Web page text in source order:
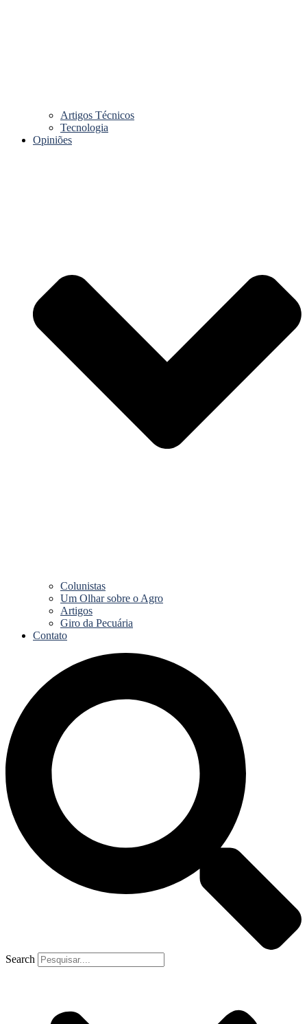
Artigos Técnicos
Tecnologia
Opiniões
Colunistas
Um Olhar sobre o Agro
Artigos
Giro da Pecuária
Contato
Search